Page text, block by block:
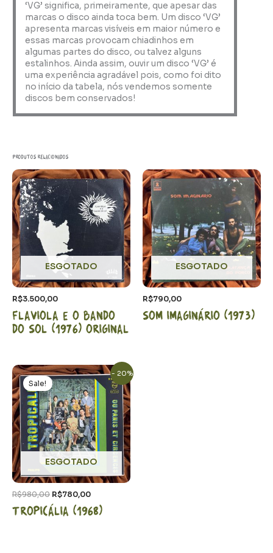
‘VG’ significa, primeiramente, que apesar das
marcas o disco ainda toca bem. Um disco ‘VG’
apresenta marcas visíveis em maior número e
essas marcas provocam chiadinhos em
algumas partes do disco, ou talvez alguns
estalinhos. Ainda assim, ouvir um disco ‘VG’ é
uma experiência agradável pois, como foi dito
no início da tabela, nós vendemos somente
discos bem conservados!
Produtos relacionados
ESGOTADO
R$3.500,00
Flaviola e o bando
do sol (1976) Original
ESGOTADO
R$790,00
Som Imaginário (1973)
- 20%
ESGOTADO
Sale!
R$980,00
O
preço
original
era:
R$980,00.
R$780,00
O
preço
atual
é:
R$780,00.
Tropicália (1968)